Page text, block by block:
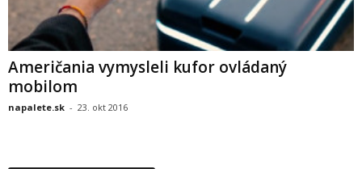
Američania vymysleli kufor ovládaný
mobilom
napalete.sk - 23. okt 2016